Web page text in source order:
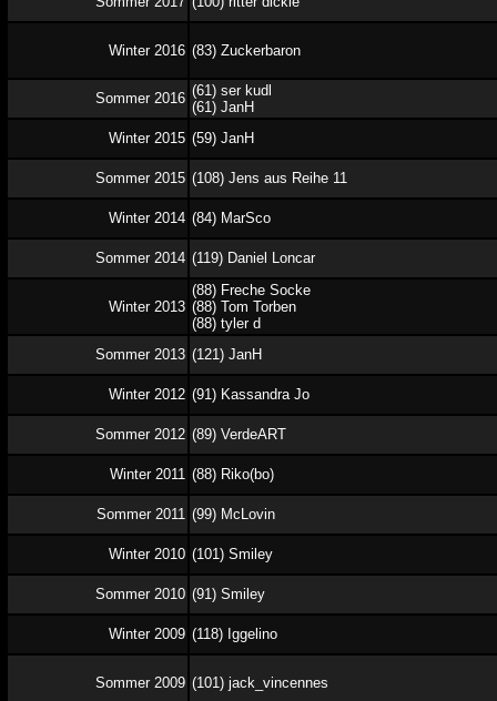
Winter 2016 (83) Zuckerbaron
Sommer 2016 (61) ser kudl
(61) JanH
Winter 2015 (59) JanH
Sommer 2015 (108) Jens aus Reihe 11
Winter 2014 (84) MarSco
Sommer 2014 (119) Daniel Loncar
Winter 2013
(88) Freche Socke
(88) Tom Torben
(88) tyler d
Sommer 2013 (121) JanH
Winter 2012 (91) Kassandra Jo
Sommer 2012 (89) VerdeART
Winter 2011 (88) Riko(bo)
Sommer 2011 (99) McLovin
Winter 2010 (101) Smiley
Sommer 2010 (91) Smiley
Winter 2009 (118) Iggelino
Sommer 2009 (101) jack_vincennes